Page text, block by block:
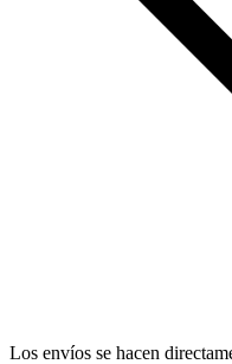
Los envíos se hacen